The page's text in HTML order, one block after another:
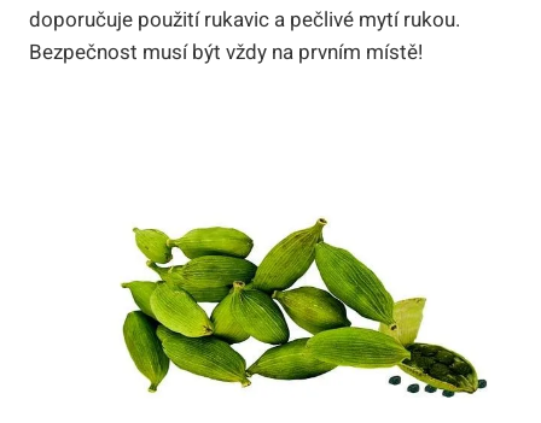
doporučuje použití rukavic a pečlivé mytí rukou.
Bezpečnost musí být vždy na prvním místě!